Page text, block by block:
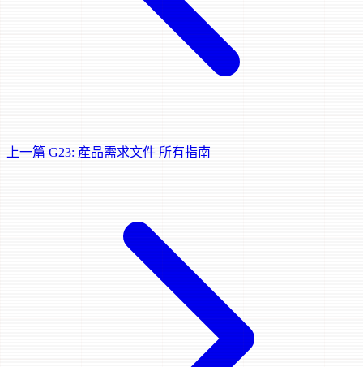
上一篇 G23: 產品需求文件 所有指南